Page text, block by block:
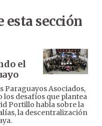
esta sección
el
Paraguayos Asociados,
los desafíos que plantea
Portillo habla sobre la
la descentralización